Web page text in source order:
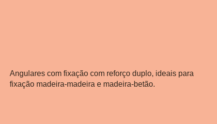
Angulares com fixação com reforço duplo, ideais para
fixação madeira-madeira e madeira-betão.